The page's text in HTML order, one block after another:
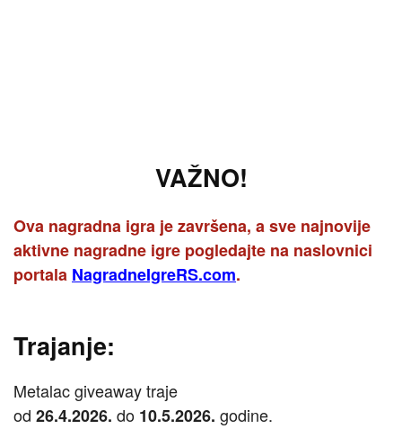
VAŽNO!
Ova nagradna igra je završena, a sve najnovije
aktivne nagradne igre pogledajte na naslovnici
portala NagradneIgreRS.com.
Trajanje:
Metalac giveaway traje
od 26.4.2026. do 10.5.2026. godine.